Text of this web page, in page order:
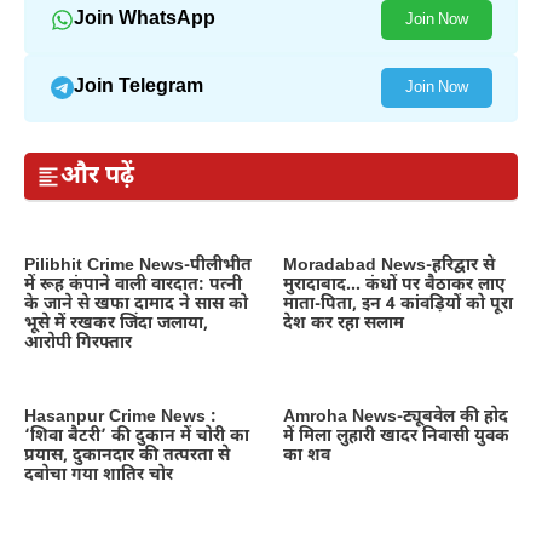
Join WhatsApp Join Now
Join Telegram Join Now
और पढ़ें
Pilibhit Crime News-पीलीभीत
में रूह कंपाने वाली वारदात: पत्नी
के जाने से खफा दामाद ने सास को
भूसे में रखकर जिंदा जलाया,
आरोपी गिरफ्तार
Moradabad News-हरिद्वार से
मुरादाबाद… कंधों पर बैठाकर लाए
माता-पिता, इन 4 कांवड़ियों को पूरा
देश कर रहा सलाम
Hasanpur Crime News :
‘शिवा बैटरी’ की दुकान में चोरी का
प्रयास, दुकानदार की तत्परता से
दबोचा गया शातिर चोर
Amroha News-ट्यूबवेल की होद
में मिला लुहारी खादर निवासी युवक
का शव